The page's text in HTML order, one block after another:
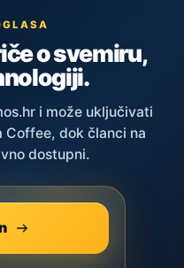
o svemiru,
i može uključivati
Coffee, dok članci na
dostupni.